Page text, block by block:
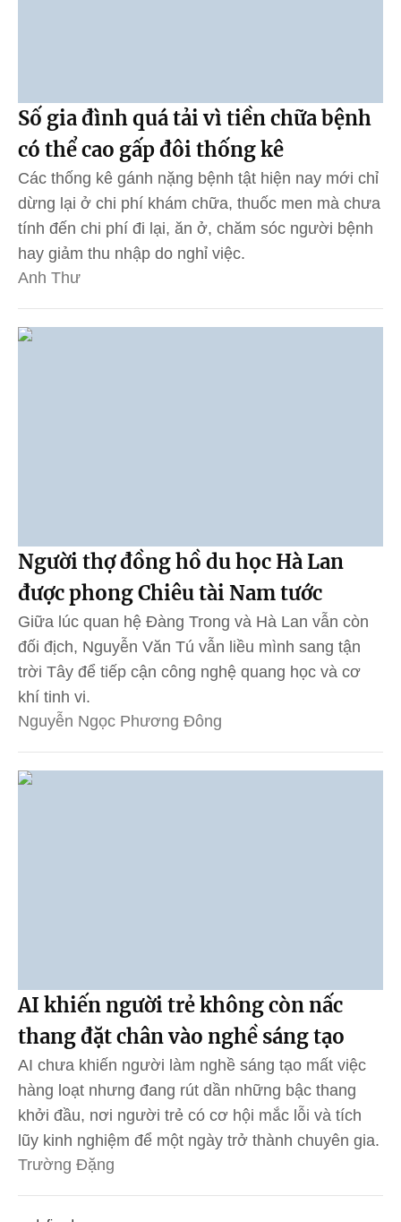
Số gia đình quá tải vì tiền chữa bệnh
có thể cao gấp đôi thống kê
Các thống kê gánh nặng bệnh tật hiện nay mới chỉ
dừng lại ở chi phí khám chữa, thuốc men mà chưa
tính đến chi phí đi lại, ăn ở, chăm sóc người bệnh
hay giảm thu nhập do nghỉ việc.
Anh Thư
Người thợ đồng hồ du học Hà Lan
được phong Chiêu tài Nam tước
Giữa lúc quan hệ Đàng Trong và Hà Lan vẫn còn
đối địch, Nguyễn Văn Tú vẫn liều mình sang tận
trời Tây để tiếp cận công nghệ quang học và cơ
khí tinh vi.
Nguyễn Ngọc Phương Đông
AI khiến người trẻ không còn nấc
thang đặt chân vào nghề sáng tạo
AI chưa khiến người làm nghề sáng tạo mất việc
hàng loạt nhưng đang rút dần những bậc thang
khởi đầu, nơi người trẻ có cơ hội mắc lỗi và tích
lũy kinh nghiệm để một ngày trở thành chuyên gia.
Trường Đặng